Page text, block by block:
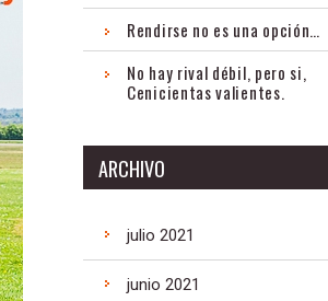
Rendirse no es una opción…
No hay rival débil, pero si,
Cenicientas valientes.
ARCHIVO
julio 2021
junio 2021